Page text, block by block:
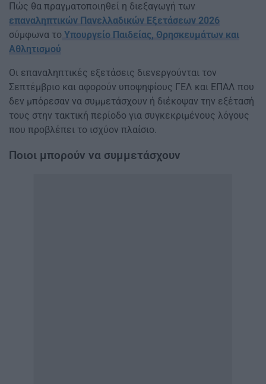
Πώς θα πραγματοποιηθεί η διεξαγωγή των
επαναληπτικών Πανελλαδικών Εξετάσεων 2026
σύμφωνα το Υπουργείο Παιδείας, Θρησκευμάτων και
Αθλητισμού
Οι επαναληπτικές εξετάσεις διενεργούνται τον
Σεπτέμβριο και αφορούν υποψηφίους ΓΕΛ και ΕΠΑΛ που
δεν μπόρεσαν να συμμετάσχουν ή διέκοψαν την εξέτασή
τους στην τακτική περίοδο για συγκεκριμένους λόγους
που προβλέπει το ισχύον πλαίσιο.
Ποιοι μπορούν να συμμετάσχουν